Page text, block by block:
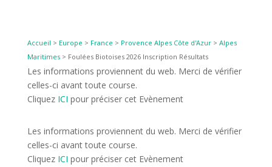
Accueil > Europe > France > Provence Alpes Côte d'Azur> Alpes
Maritimes> Foulées Biotoises 2026 Inscription Résultats
Les informations proviennent du web. Merci de vérifier
celles-ci avant toute course.
Cliquez ICI pour préciser cet Evènement
Les informations proviennent du web. Merci de vérifier
celles-ci avant toute course.
Cliquez ICI pour préciser cet Evènement